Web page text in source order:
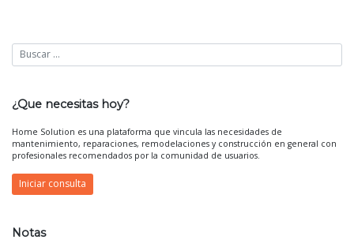
¿Que necesitas hoy?
Home Solution es una plataforma que vincula las necesidades de
mantenimiento, reparaciones, remodelaciones y construcción en general con
profesionales recomendados por la comunidad de usuarios.
Iniciar consulta
Notas